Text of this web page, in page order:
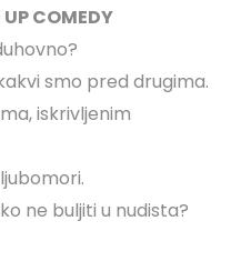
COMEDY
smo pred drugima.
iskrivljenim
ne buljiti u nudista?